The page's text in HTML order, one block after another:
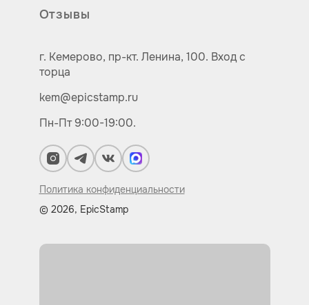
Отзывы
г. Кемерово, пр-кт. Ленина, 100. Вход с
торца
kem@epicstamp.ru
Пн-Пт 9:00-19:00.
Политика конфиденциальности
© 2026, EpicStamp